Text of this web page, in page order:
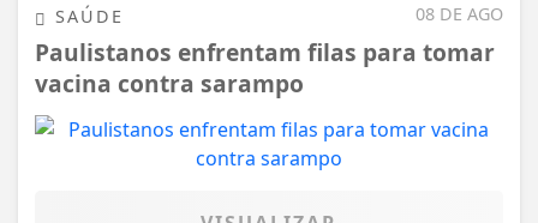
08 DE AGO
SAÚDE
Paulistanos enfrentam filas para tomar
vacina contra sarampo